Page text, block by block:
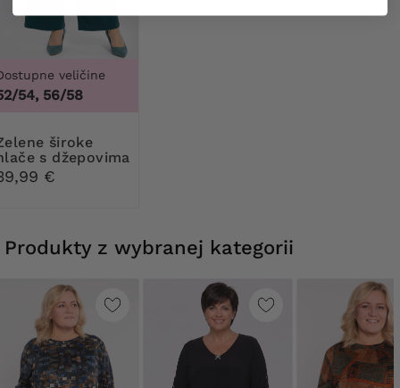
veličine
54, 56/58
s džepovima
€
Produkty z wybranej kategorii